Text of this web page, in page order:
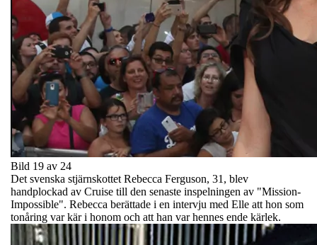
Bild 19 av 24
Det svenska stjärnskottet Rebecca Ferguson, 31, blev
handplockad av Cruise till den senaste inspelningen av "Mission-
Impossible". Rebecca berättade i en intervju med Elle att hon som
tonåring var kär i honom och att han var hennes ende kärlek.